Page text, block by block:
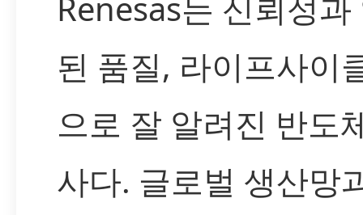
된 품질, 라이프사이
으로 잘 알려진 반도
사다. 글로벌 생산망